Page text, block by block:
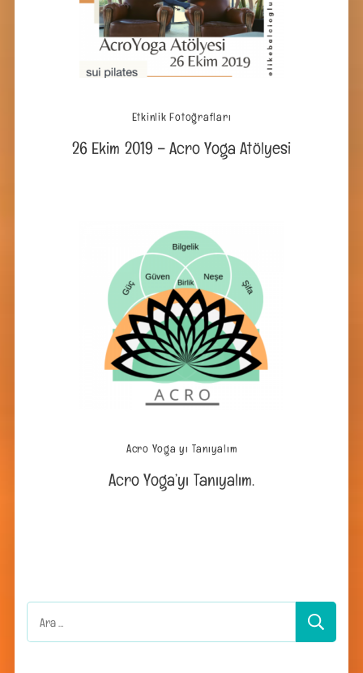
Etkinlik Fotoğrafları
26 Ekim 2019 – Acro Yoga Atölyesi
Acro Yoga yı Tanıyalım
Acro Yoga’yı Tanıyalım.
Arama: